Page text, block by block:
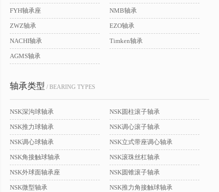
FYH轴承座 NMB轴承
ZWZ轴承 EZO轴承
NACHI轴承 Timken轴承
AGMS轴承
轴承类型 / BEARING TYPES
NSK深沟球轴承 NSK圆柱滚子轴承
NSK推力球轴承 NSK调心滚子轴承
NSK调心球轴承 NSK立式带座调心轴承
NSK角接触球轴承 NSK滚珠丝杠轴承
NSK外球面轴承座 NSK圆锥滚子轴承
NSK微型轴承 NSK推力角接触球轴承